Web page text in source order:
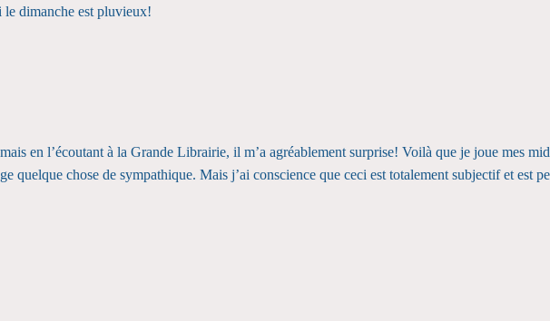
le dimanche est pluvieux!
en l’écoutant à la Grande Librairie, il m’a agréablement surprise! Voilà que je joue mes
quelque chose de sympathique. Mais j’ai conscience que ceci est totalement subjectif et est